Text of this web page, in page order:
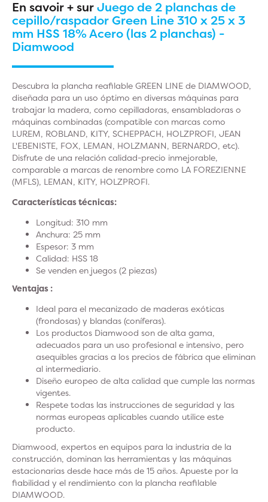
En savoir + surJuego de 2 planchas de
cepillo/raspador Green Line 310 x 25 x 3
mm HSS 18% Acero (las 2 planchas) -
Diamwood
Descubra la plancha reafilable GREEN LINE de DIAMWOOD,
diseñada para un uso óptimo en diversas máquinas para
trabajar la madera, como cepilladoras, ensambladoras o
máquinas combinadas (compatible con marcas como
LUREM, ROBLAND, KITY, SCHEPPACH, HOLZPROFI, JEAN
L'EBENISTE, FOX, LEMAN, HOLZMANN, BERNARDO, etc).
Disfrute de una relación calidad-precio inmejorable,
comparable a marcas de renombre como LA FOREZIENNE
(MFLS), LEMAN, KITY, HOLZPROFI.
Características técnicas:
Longitud: 310 mm
Anchura: 25 mm
Espesor: 3 mm
Calidad: HSS 18
Se venden en juegos (2 piezas)
Ventajas :
Ideal para el mecanizado de maderas exóticas
(frondosas) y blandas (coníferas).
Los productos Diamwood son de alta gama,
adecuados para un uso profesional e intensivo, pero
asequibles gracias a los precios de fábrica que eliminan
al intermediario.
Diseño europeo de alta calidad que cumple las normas
vigentes.
Respete todas las instrucciones de seguridad y las
normas europeas aplicables cuando utilice este
producto.
Diamwood, expertos en equipos para la industria de la
construcción, dominan las herramientas y las máquinas
estacionarias desde hace más de 15 años. Apueste por la
fiabilidad y el rendimiento con la plancha reafilable
DIAMWOOD.